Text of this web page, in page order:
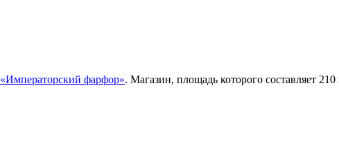
«Императорский фарфор». Магазин, площадь которого составляет